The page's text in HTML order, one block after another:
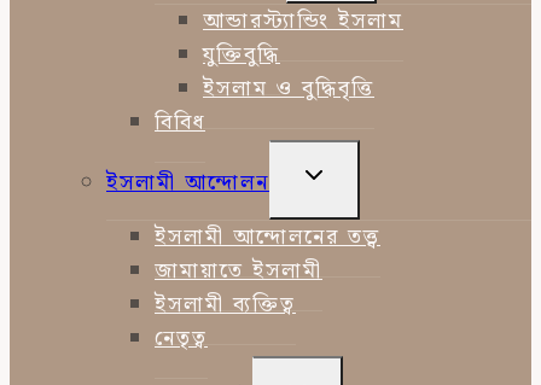
MENU
আন্ডারস্ট্যান্ডিং ইসলাম
যুক্তিবুদ্ধি
ইসলাম ও বুদ্ধিবৃত্তি
বিবিধ
ইসলামী আন্দোলন
TOGGLE
MENU
ইসলামী আন্দোলনের তত্ত্ব
জামায়াতে ইসলামী
ইসলামী ব্যক্তিত্ব
নেতৃত্ব